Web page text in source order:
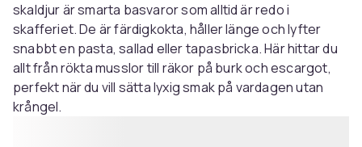
skaldjur är smarta basvaror som alltid är redo i
skafferiet. De är färdigkokta, håller länge och lyfter
snabbt en pasta, sallad eller tapasbricka. Här hittar du
allt från rökta musslor till räkor på burk och escargot,
perfekt när du vill sätta lyxig smak på vardagen utan
krångel.